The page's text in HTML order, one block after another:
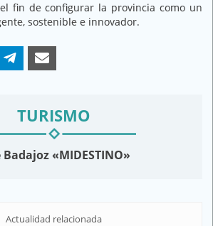
fin de configurar la provincia como un
sostenible e innovador.
TURISMO
«MIDESTINO»
Actualidad relacionada